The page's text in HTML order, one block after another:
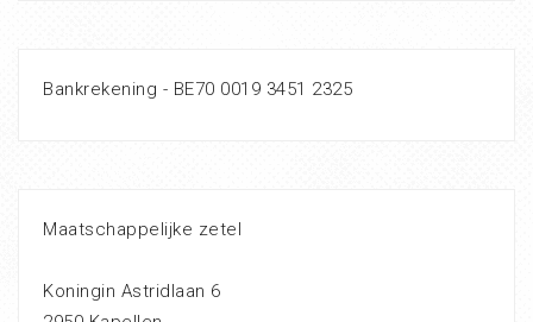
Bankrekening - BE70 0019 3451 2325
Maatschappelijke zetel
Koningin Astridlaan 6